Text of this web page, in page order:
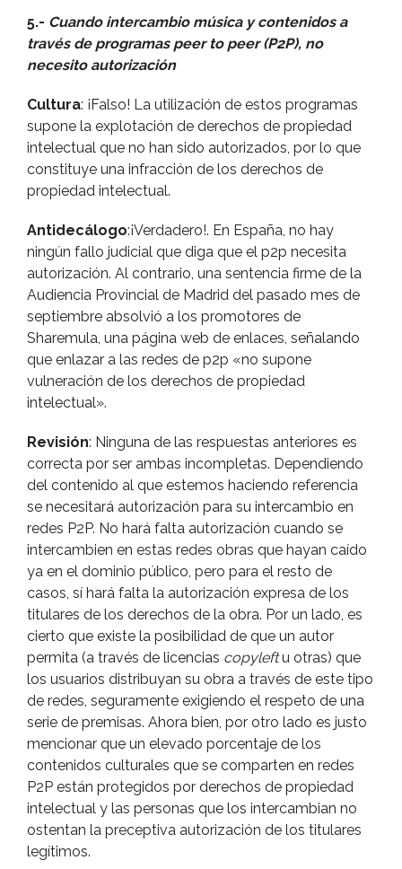
5.- Cuando intercambio música y contenidos a
través de programas peer to peer (P2P), no
necesito autorización
Cultura: ¡Falso! La utilización de estos programas
supone la explotación de derechos de propiedad
intelectual que no han sido autorizados, por lo que
constituye una infracción de los derechos de
propiedad intelectual.
Antidecálogo:¡Verdadero!. En España, no hay
ningún fallo judicial que diga que el p2p necesita
autorización. Al contrario, una sentencia firme de la
Audiencia Provincial de Madrid del pasado mes de
septiembre absolvió a los promotores de
Sharemula, una página web de enlaces, señalando
que enlazar a las redes de p2p «no supone
vulneración de los derechos de propiedad
intelectual».
Revisión: Ninguna de las respuestas anteriores es
correcta por ser ambas incompletas. Dependiendo
del contenido al que estemos haciendo referencia
se necesitará autorización para su intercambio en
redes P2P. No hará falta autorización cuando se
intercambien en estas redes obras que hayan caí­do
ya en el dominio público, pero para el resto de
casos, sí­ hará falta la autorización expresa de los
titulares de los derechos de la obra. Por un lado, es
cierto que existe la posibilidad de que un autor
permita (a través de licencias copyleftu otras) que
los usuarios distribuyan su obra a través de este tipo
de redes, seguramente exigiendo el respeto de una
serie de premisas. Ahora bien, por otro lado es justo
mencionar que un elevado porcentaje de los
contenidos culturales que se comparten en redes
P2P están protegidos por derechos de propiedad
intelectual y las personas que los intercambian no
ostentan la preceptiva autorización de los titulares
legí­timos.